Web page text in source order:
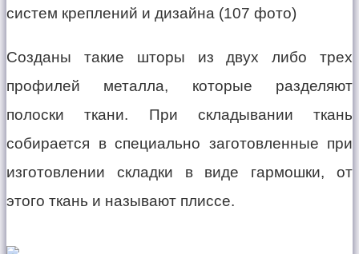
Созданы такие шторы из двух либо трех
профилей металла, которые разделяют
полоски ткани. При складывании ткань
собирается в специально заготовленные при
изготовлении складки в виде гармошки, от
этого ткань и называют плиссе.